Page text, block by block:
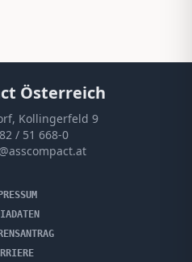
Österreich
Kollingerfeld 9
/ 51 668-0